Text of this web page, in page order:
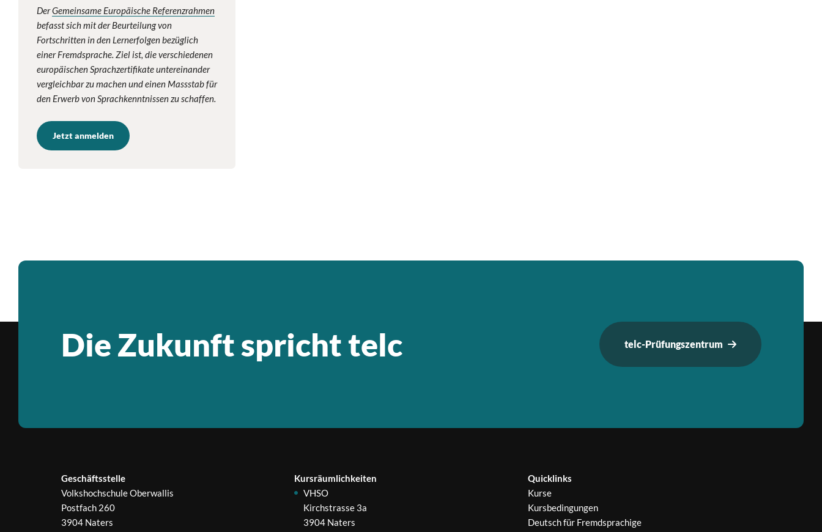
DerGemeinsame Europäische Referenzrahmen
befasst sich mit der Beurteilung von
Fortschritten in den Lernerfolgen bezüglich
einer Fremdsprache. Ziel ist, die verschiedenen
europäischen Sprachzertifikate untereinander
vergleichbar zu machen und einen Massstab für
den Erwerb von Sprachkenntnissen zu schaffen.
Jetzt anmelden
Die Zukunft spricht telc telc-Prüfungszentrum
Geschäftsstelle
Volkshochschule Oberwallis
Postfach 260
3904 Naters
Kursräumlichkeiten
VHSO
Kirchstrasse 3a
3904 Naters
Quicklinks
Kurse
Kursbedingungen
Deutsch für Fremdsprachige